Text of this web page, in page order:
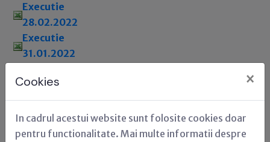
Cookies ×
In cadrul acestui website sunt folosite cookies doar
pentru functionalitate. Mai multe informatii despre
Executie
28.02.2022
Executie
31.01.2022
Situaţie plăţi
efectuate
31.03.2016